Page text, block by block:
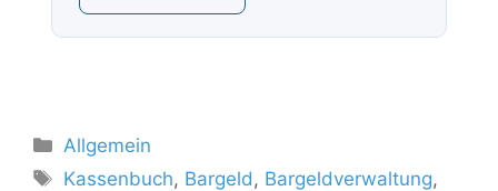
Kategorien
Allgemein
Schlagwörter
Kassenbuch, Bargeld , Bargeldverwaltung,